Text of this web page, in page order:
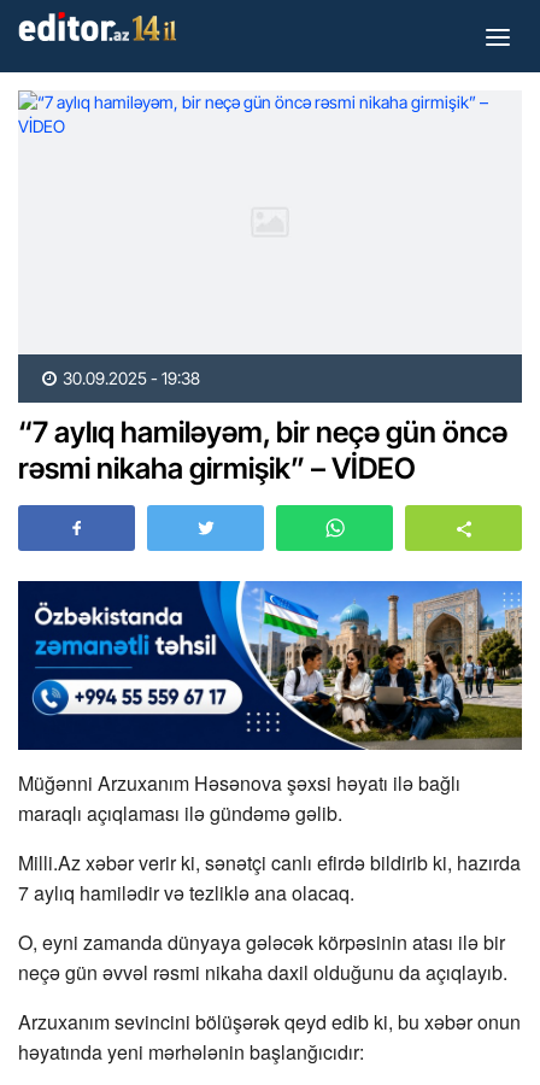
30.09.2025 - 19:38
“7 aylıq hamiləyəm, bir neçə gün öncə
rəsmi nikaha girmişik” – VİDEO
Müğənni Arzuxanım Həsənova şəxsi həyatı ilə bağlı
maraqlı açıqlaması ilə gündəmə gəlib.
Milli.Az xəbər verir ki, sənətçi canlı efirdə bildirib ki, hazırda
7 aylıq hamilədir və tezliklə ana olacaq.
O, eyni zamanda dünyaya gələcək körpəsinin atası ilə bir
neçə gün əvvəl rəsmi nikaha daxil olduğunu da açıqlayıb.
Arzuxanım sevincini bölüşərək qeyd edib ki, bu xəbər onun
həyatında yeni mərhələnin başlanğıcıdır: